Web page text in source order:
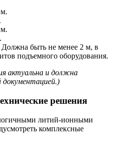
Должна быть не менее 2 м, в
подъемного оборудования.
актуальна и должна
документацией.)
решения
литий-ионными
комплексные